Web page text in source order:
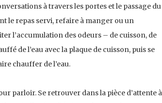
à travers les portes et le passage du
le repas servi, refaire à manger ou un
l’accumulation des odeurs – de cuisson, de
de l’eau avec la plaque de cuisson, puis se
chauffer de l’eau.
parloir. Se retrouver dans la pièce d’attente à